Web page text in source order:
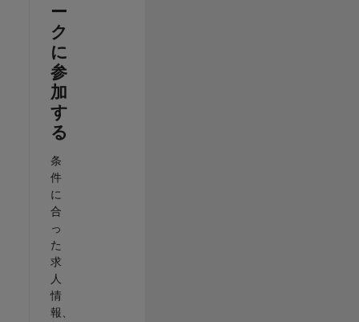
ー
ク
に
参
加
す
る
条
件
に
合
っ
た
求
人
情
報、